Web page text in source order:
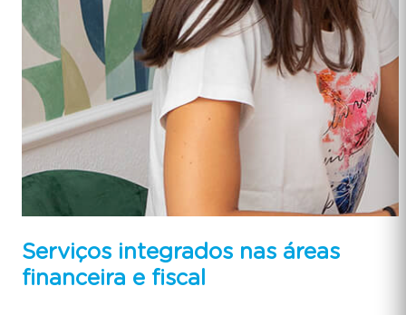
Serviços integrados nas áreas
financeira e fiscal